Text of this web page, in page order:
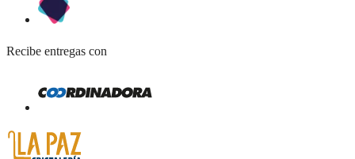
Recibe entregas con